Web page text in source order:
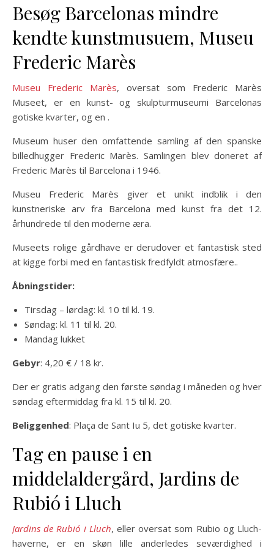
Besøg Barcelonas mindre
kendte kunstmusuem, Museu
Frederic Marès
Museu Frederic Marès, oversat som Frederic Marès
Museet, er en kunst- og skulpturmuseumi Barcelonas
gotiske kvarter, og en .
Museum huser den omfattende samling af den spanske
billedhugger Frederic Marès. Samlingen blev doneret af
Frederic Marès til Barcelona i 1946.
Museu Frederic Marès giver et unikt indblik i den
kunstneriske arv fra Barcelona med kunst fra det 12.
århundrede til den moderne æra.
Museets rolige gårdhave er derudover et fantastisk sted
at kigge forbi med en fantastisk fredfyldt atmosfære..
Åbningstider:
Tirsdag – lørdag: kl. 10 til kl. 19.
Søndag: kl. 11 til kl. 20.
Mandag lukket
Gebyr: 4,20 € / 18 kr.
Der er gratis adgang den første søndag i måneden og hver
søndag eftermiddag fra kl. 15 til kl. 20.
Beliggenhed: Plaça de Sant Iu 5, det gotiske kvarter.
Tag en pause i en
middelaldergård, Jardins de
Rubió i Lluch
Jardins de Rubió i Lluch, eller oversat som Rubio og Lluch-
haverne, er en skøn lille anderledes seværdighed i